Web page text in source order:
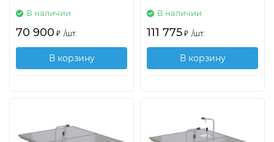
В наличии
70 900 ₽ /шт.
В корзину
В наличии
111 775 ₽ /шт.
В корзину